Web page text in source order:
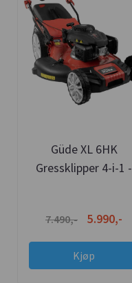
Güde XL 6HK
Gressklipper 4-i-1 -
7.490,- 5.990,-
Kjøp